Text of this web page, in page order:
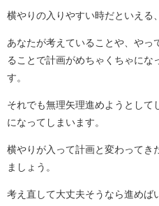
横やりの入りやすい時だといえる
あなたが考えていることや、やっ
ることで計画がめちゃくちゃにな
す。
それでも無理矢理進めようとして
になってしまいます。
横やりが入って計画と変わってき
ましょう。
考え直して大丈夫そうなら進め